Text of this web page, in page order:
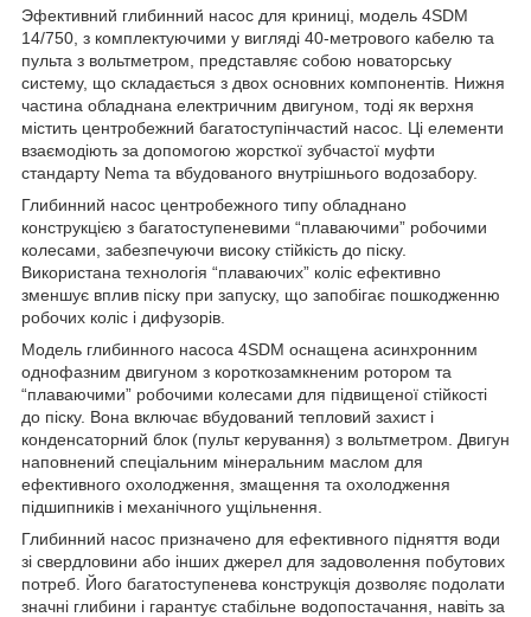
Эфективний глибинний насос для криниці, модель 4SDM
14/750, з комплектуючими у вигляді 40-метрового кабелю та
пульта з вольтметром, представляє собою новаторську
систему, що складається з двох основних компонентів. Нижня
частина обладнана електричним двигуном, тоді як верхня
містить центробежний багатоступінчастий насос. Ці елементи
взаємодіють за допомогою жорсткої зубчастої муфти
стандарту Nema та вбудованого внутрішнього водозабору.
Глибинний насос центробежного типу обладнано
конструкцією з багатоступеневими “плаваючими” робочими
колесами, забезпечуючи високу стійкість до піску.
Використана технологія “плаваючих” коліс ефективно
зменшує вплив піску при запуску, що запобігає пошкодженню
робочих коліс і дифузорів.
Модель глибинного насоса 4SDM оснащена асинхронним
однофазним двигуном з короткозамкненим ротором та
“плаваючими” робочими колесами для підвищеної стійкості
до піску. Вона включає вбудований тепловий захист і
конденсаторний блок (пульт керування) з вольтметром. Двигун
наповнений спеціальним мінеральним маслом для
ефективного охолодження, змащення та охолодження
підшипників і механічного ущільнення.
Глибинний насос призначено для ефективного підняття води
зі свердловини або інших джерел для задоволення побутових
потреб. Його багатоступенева конструкція дозволяє подолати
значні глибини і гарантує стабільне водопостачання, навіть за